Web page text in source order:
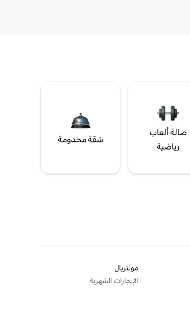
صالة ألعاب
رياضية
شقة مخدومة
مونتريال
الإيجارات الشهرية